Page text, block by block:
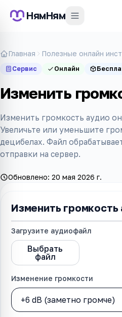
НямНям
Главная Полезные онлайн
Сервис Онлайн
Изменить
Изменить громкость аудио
Увеличьте или уменьшите
децибелах. Файл
отправки на сервер.
Обновлено: 20 мая 2026 г.
Изменить громкость
Загрузите аудиофайл
Выбрать
файл
Изменение громкости